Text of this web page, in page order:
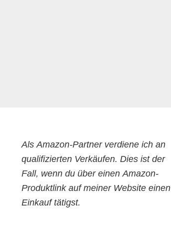
Als Amazon-Partner verdiene ich an
qualifizierten Verkäufen. Dies ist der
Fall, wenn du über einen Amazon-
Produktlink auf meiner Website einen
Einkauf tätigst.